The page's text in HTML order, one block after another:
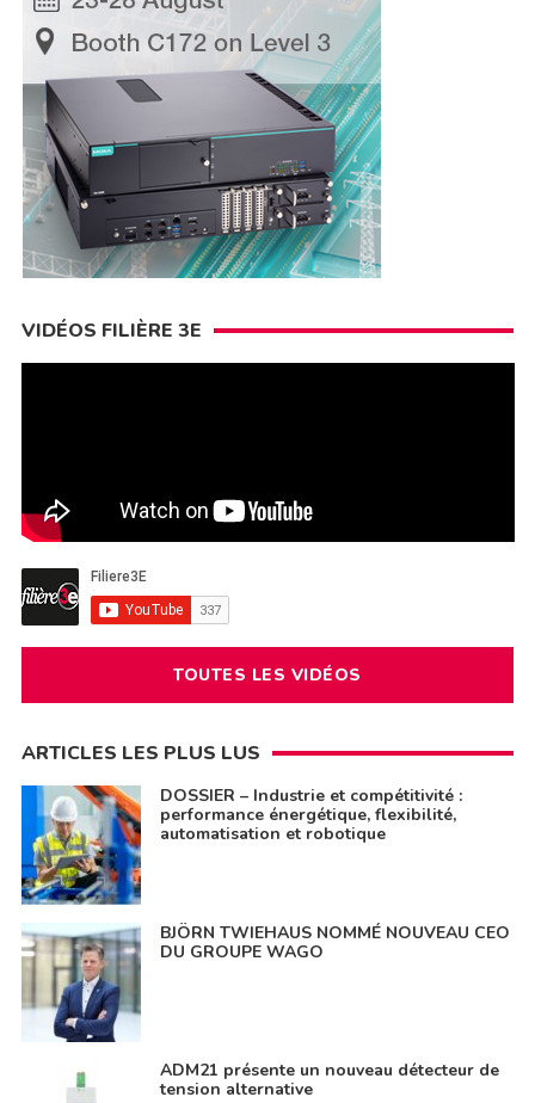
VIDÉOS FILIÈRE 3E
TOUTES LES VIDÉOS
ARTICLES LES PLUS LUS
DOSSIER – Industrie et compétitivité :
performance énergétique, flexibilité,
automatisation et robotique
BJÖRN TWIEHAUS NOMMÉ NOUVEAU CEO
DU GROUPE WAGO
ADM21 présente un nouveau détecteur de
tension alternative